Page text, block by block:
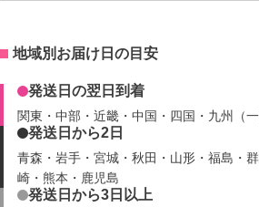
地域別お届け日の目安
発送日の翌日到着
関東・中部・近畿・中国・四国・九州（一
発送日から2日
青森・岩手・宮城・秋田・山形・福島・
崎・熊本・鹿児島
発送日から3日以上